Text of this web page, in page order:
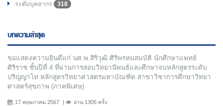
ระดับบุคลากร
318
บทความล่าสุด
ขอแสดงความยินดีแก่ นศ.พ.สิริวุฒิ ศิริพรหมสมบัติ นักศึกษาแพทย์
ศิริราช ชั้นปีที่ 4 ที่ผ่านการสอบวิทยานิพนธ์และศึกษาจบหลักสูตรระดับ
ปริญญาโท หลักสูตรวิทยาศาสตรมหาบัณฑิต สาขาวิชาการศึกษาวิทยา
ศาสตร์สุขภาพ (ภาคพิเศษ)
17 พฤษภาคม 2567 อ่าน 1305 ครั้ง